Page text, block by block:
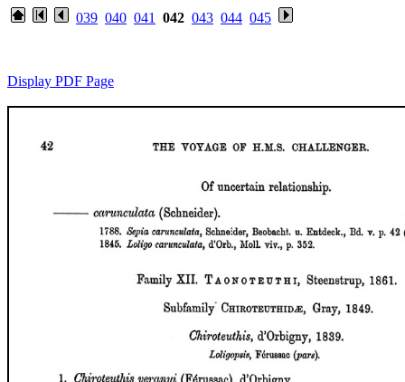
039 040 041 042 043 044 045
Display PDF Page